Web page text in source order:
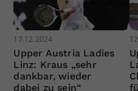
17.12.2024
Upper Austria Ladies
Linz: Kraus „sehr
dankbar, wieder
dabei zu sein“